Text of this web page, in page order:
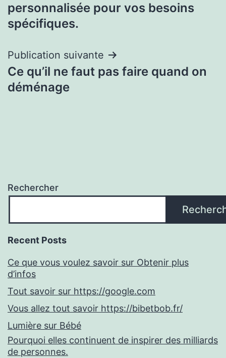
l’article
personnalisée pour vos besoins
spécifiques.
Publication suivante
Ce qu’il ne faut pas faire quand on
déménage
Rechercher
Recent Posts
Ce que vous voulez savoir sur Obtenir plus
d’infos
Tout savoir sur https://google.com
Vous allez tout savoir https://bibetbob.fr/
Lumière sur Bébé
Pourquoi elles continuent de inspirer des milliards
de personnes.